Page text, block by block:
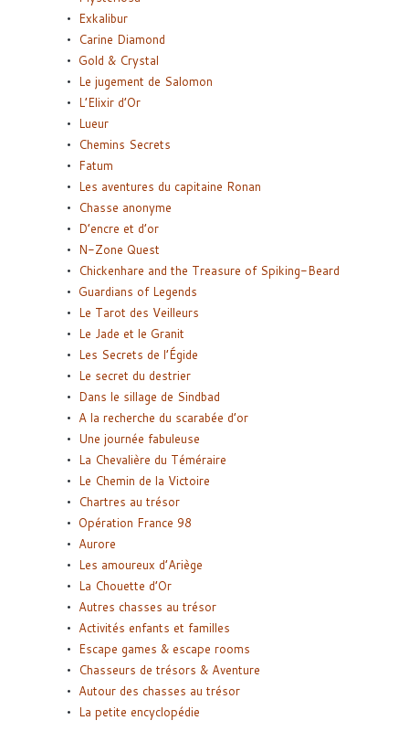
Exkalibur
Carine Diamond
Gold & Crystal
Le jugement de Salomon
L’Elixir d’Or
Lueur
Chemins Secrets
Fatum
Les aventures du capitaine Ronan
Chasse anonyme
D’encre et d’or
N-Zone Quest
Chickenhare and the Treasure of Spiking-Beard
Guardians of Legends
Le Tarot des Veilleurs
Le Jade et le Granit
Les Secrets de l’Égide
Le secret du destrier
Dans le sillage de Sindbad
A la recherche du scarabée d’or
Une journée fabuleuse
La Chevalière du Téméraire
Le Chemin de la Victoire
Chartres au trésor
Opération France 98
Aurore
Les amoureux d’Ariège
La Chouette d’Or
Autres chasses au trésor
Activités enfants et familles
Escape games & escape rooms
Chasseurs de trésors & Aventure
Autour des chasses au trésor
La petite encyclopédie